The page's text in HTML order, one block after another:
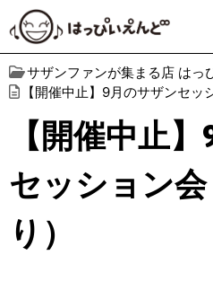
サザンファンが集まる店 はっ
【開催中止】9月のサザンセッ
【開催中止
セッション
り）